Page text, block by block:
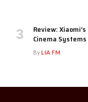
Review:
Cinema Systems
ByLIA FM